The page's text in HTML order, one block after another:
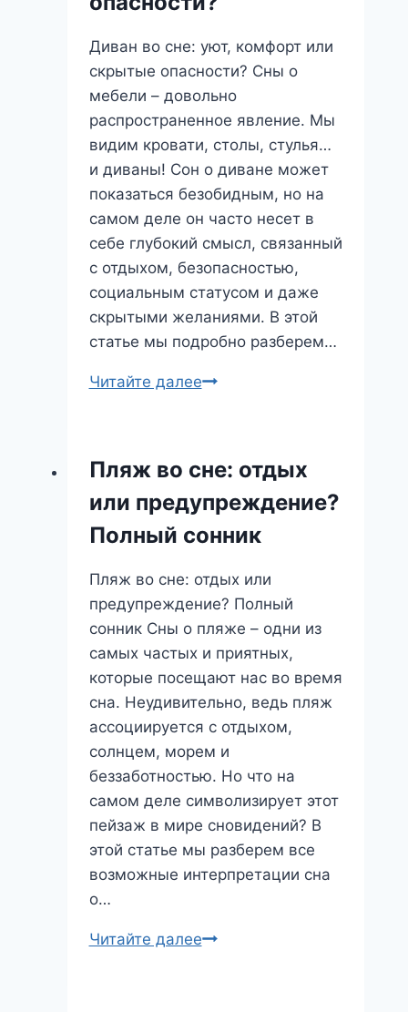
Что
Означает
Этот
Удивительный
Феномен?
Диван во сне: уют, комфорт или
скрытые опасности? Сны о
мебели – довольно
распространенное явление. Мы
видим кровати, столы, стулья…
и диваны! Сон о диване может
показаться безобидным, но на
самом деле он часто несет в
себе глубокий смысл, связанный
с отдыхом, безопасностью,
социальным статусом и даже
скрытыми желаниями. В этой
статье мы подробно разберем…
Читайте далееДиван
комфорт
или
скрытые
Пляж во сне: отдых
или предупреждение?
Полный сонник
Пляж во сне: отдых или
предупреждение? Полный
сонник Сны о пляже – одни из
самых частых и приятных,
которые посещают нас во время
сна. Неудивительно, ведь пляж
ассоциируется с отдыхом,
солнцем, морем и
беззаботностью. Но что на
самом деле символизирует этот
пейзаж в мире сновидений? В
этой статье мы разберем все
возможные интерпретации сна
о…
Читайте далееПляж